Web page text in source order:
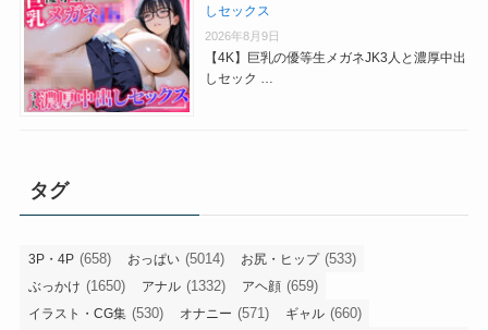
しセックス
2026年8月9日
【4K】巨乳の優等生メガネJK3人と濃厚中出
しセック …
タグ
3P・4P (658) おっぱい (5014) お尻・ヒップ(533)
ぶっかけ (1650) アナル (1332) アヘ顔 (659)
イラスト・CG集 (530) オナニー (571) ギャル (660)